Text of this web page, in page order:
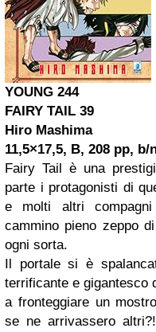
YOUNG 244
FAIRY TAIL 39
Hiro Mashima
11,5×17,5, B, 208 pp, b/
Fairy Tail è una
parte i protagonisti di
e molti altri
cammino pieno zeppo
ogni sorta.
Il portale si è
terrificante e gigantesco
a fronteggiare un
se ne arrivassero